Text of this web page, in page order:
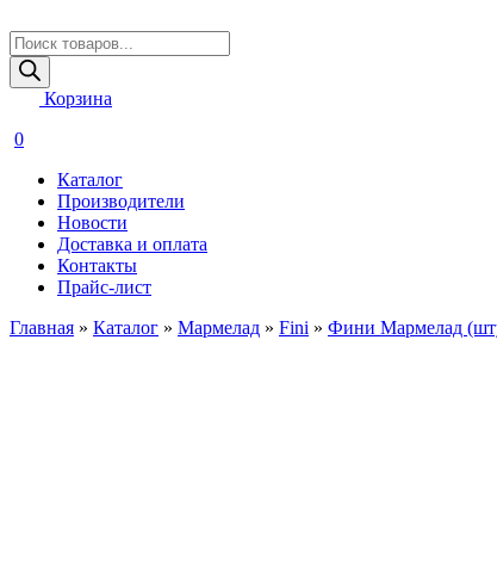
Поиск
товаров
Корзина
0
Каталог
Производители
Новости
Доставка и оплата
Контакты
Прайс-лист
Главная » Каталог » Мармелад » Fini » Фини Мармелад